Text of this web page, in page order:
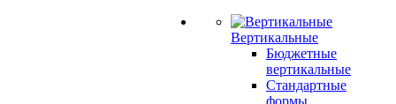
Вертикальные
Бюджетные
вертикальные
Стандартные
формы